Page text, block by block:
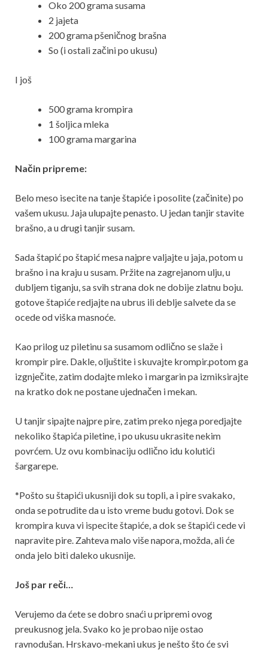
Oko 200 grama susama
2 jajeta
200 grama pšeničnog brašna
So (i ostali začini po ukusu)
I još
500 grama krompira
1 šoljica mleka
100 grama margarina
Način pripreme:
Belo meso isecite na tanje štapiće i posolite (začinite) po
vašem ukusu. Jaja ulupajte penasto. U jedan tanjir stavite
brašno, a u drugi tanjir susam.
Sada štapić po štapić mesa najpre valjajte u jaja, potom u
brašno i na kraju u susam. Pržite na zagrejanom ulju, u
dubljem tiganju, sa svih strana dok ne dobije zlatnu boju.
gotove štapiće redjajte na ubrus ili deblje salvete da se
ocede od viška masnoće.
Kao prilog uz piletinu sa susamom odlično se slaže i
krompir pire. Dakle, oljuštite i skuvajte krompir.potom ga
izgnječite, zatim dodajte mleko i margarin pa izmiksirajte
na kratko dok ne postane ujednačen i mekan.
U tanjir sipajte najpre pire, zatim preko njega poredjajte
nekoliko štapića piletine, i po ukusu ukrasite nekim
povrćem. Uz ovu kombinaciju odlično idu kolutići
šargarepe.
*Pošto su štapići ukusniji dok su topli, a i pire svakako,
onda se potrudite da u isto vreme budu gotovi. Dok se
krompira kuva vi ispecite štapiće, a dok se štapići cede vi
napravite pire. Zahteva malo više napora, možda, ali će
onda jelo biti daleko ukusnije.
Još par reči…
Verujemo da ćete se dobro snaći u pripremi ovog
preukusnog jela. Svako ko je probao nije ostao
ravnodušan. Hrskavo-mekani ukus je nešto što će svi